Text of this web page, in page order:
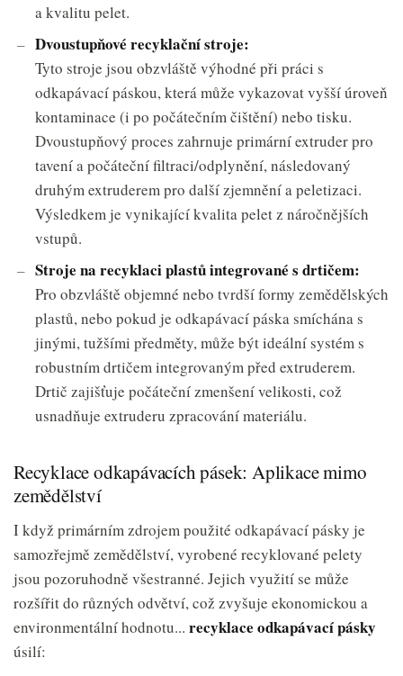
a kvalitu pelet.
Dvoustupňové recyklační stroje:
Tyto stroje jsou obzvláště výhodné při práci s
odkapávací páskou, která může vykazovat vyšší úroveň
kontaminace (i po počátečním čištění) nebo tisku.
Dvoustupňový proces zahrnuje primární extruder pro
tavení a počáteční filtraci/odplynění, následovaný
druhým extruderem pro další zjemnění a peletizaci.
Výsledkem je vynikající kvalita pelet z náročnějších
vstupů.
Stroje na recyklaci plastů integrované s drtičem:
Pro obzvláště objemné nebo tvrdší formy zemědělských
plastů, nebo pokud je odkapávací páska smíchána s
jinými, tužšími předměty, může být ideální systém s
robustním drtičem integrovaným před extruderem.
Drtič zajišťuje počáteční zmenšení velikosti, což
usnadňuje extruderu zpracování materiálu.
Recyklace odkapávacích pásek: Aplikace mimo
zemědělství
I když primárním zdrojem použité odkapávací pásky je
samozřejmě zemědělství, vyrobené recyklované pelety
jsou pozoruhodně všestranné. Jejich využití se může
rozšířit do různých odvětví, což zvyšuje ekonomickou a
environmentální hodnotu... recyklace odkapávací pásky
úsilí: